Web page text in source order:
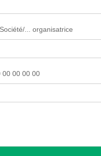
... organisatrice
00 00 00 00